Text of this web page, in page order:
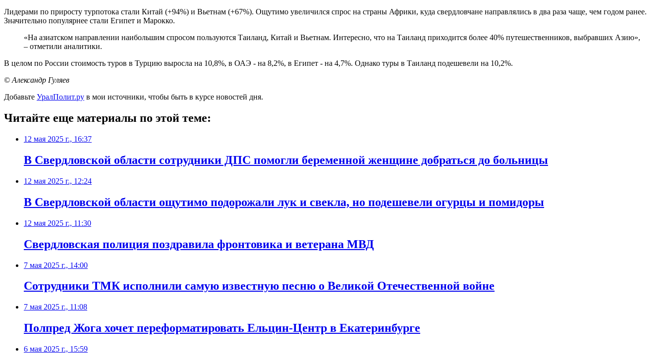
Лидерами по приросту турпотока стали Китай (+94%) и Вьетнам (+67%). Ощутимо увеличился спрос на страны Африки, куда свердловчане направлялись в два раза чаще, чем годом ранее.
Значительно популярнее стали Египет и Марокко.
«На азиатском направлении наибольшим спросом пользуются Таиланд, Китай и Вьетнам. Интересно, что на Таиланд приходится более 40% путешественников, выбравших Азию»,
– отметили аналитики.
В целом по России стоимость туров в Турцию выросла на 10,8%, в ОАЭ - на 8,2%, в Египет - на 4,7%. Однако туры в Таиланд подешевели на 10,2%.
© Александр Гуляев
Добавьте УралПолит.ру в мои источники, чтобы быть в курсе новостей дня.
Читайте еще материалы по этой теме:
12 мая 2025 г., 16:37
В Свердловской области сотрудники ДПС помогли беременной женщине добраться до больницы
12 мая 2025 г., 12:24
В Свердловской области ощутимо подорожали лук и свекла, но подешевели огурцы и помидоры
12 мая 2025 г., 11:30
Свердловская полиция поздравила фронтовика и ветерана МВД
7 мая 2025 г., 14:00
Сотрудники ТМК исполнили самую известную песню о Великой Отечественной войне
7 мая 2025 г., 11:08
Полпред Жога хочет переформатировать Ельцин-Центр в Екатеринбурге
6 мая 2025 г., 15:59